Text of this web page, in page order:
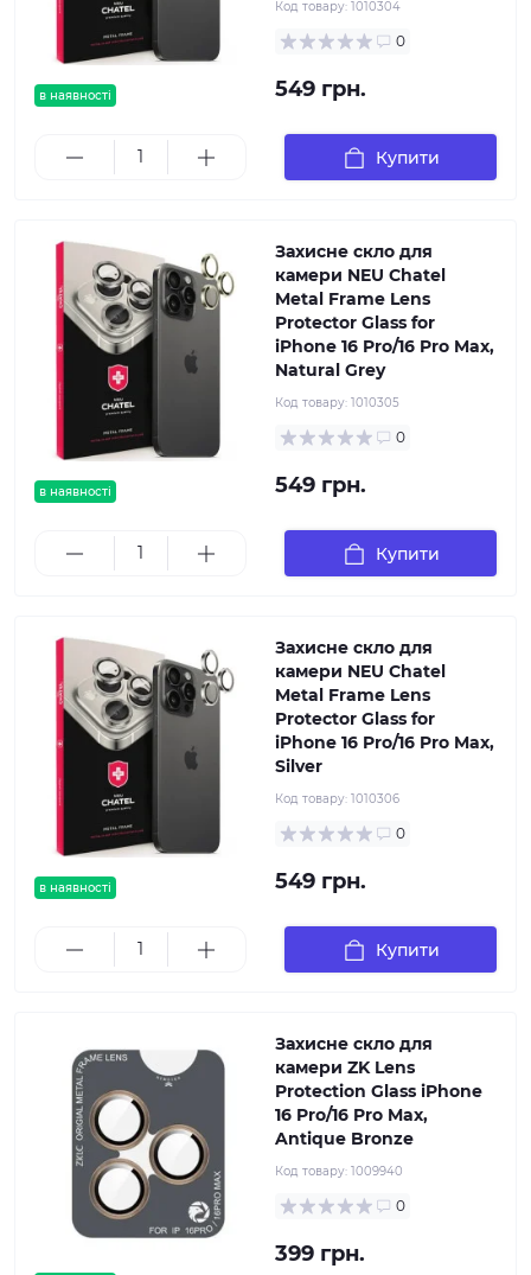
в наявності
Код товару: 1010304
0
549 грн.
Купити
в наявності
Захисне скло для
камери NEU Chatel
Metal Frame Lens
Protector Glass for
iPhone 16 Pro/16 Pro Max,
Natural Grey
Код товару: 1010305
0
549 грн.
Купити
в наявності
Захисне скло для
камери NEU Chatel
Metal Frame Lens
Protector Glass for
iPhone 16 Pro/16 Pro Max,
Silver
Код товару: 1010306
0
549 грн.
Купити
Захисне скло для
камери ZK Lens
Protection Glass iPhone
16 Pro/16 Pro Max,
Antique Bronze
Код товару: 1009940
0
399 грн.